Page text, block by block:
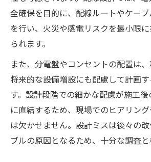
全確保を目的に、配線ルートやケー
を行い、火災や感電リスクを最小限
られます。
また、分電盤やコンセントの配置は
将来的な設備増設にも配慮して計画
す。設計段階での細かな配慮が施工
に直結するため、現場でのヒアリン
は欠かせません。設計ミスは後々の
ブルの原因となるため、十分な調査と